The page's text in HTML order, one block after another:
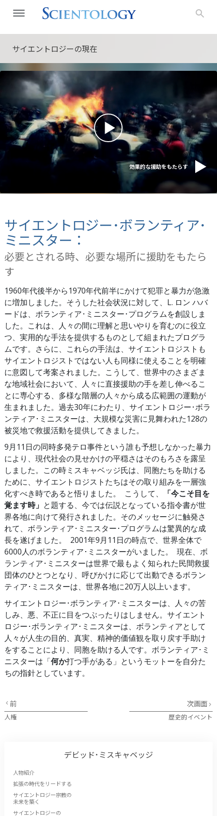
サイエントロジーの現在
効果的な援助をもたらす
サイエントロジー･ボランティア･
ミニスター：
必要とされる時、必要な場所に援助をもたら
す
1960年代後半から1970年代前半にかけて犯罪と暴力が急激
に増加しました。そうした社会状況に対して、L. ロン ハバ
ードは、ボランティア･ミニスター･プログラムを創設しま
した。これは、人々の間に理解と思いやりを育むのに役立
つ、実用的な手法を提供するものとして組まれたプログラ
ムです。さらに、これらの手法は、サイエントロジストも
サイエントロジストではない人も同様に使えることを明確
に意図して考案されました。こうして、世界中のさまざま
な地域社会において、人々に直接援助の手を差し伸べるこ
とに専心する、多様な階層の人々から成る広範囲の運動が
生まれました。過去30年にわたり、サイエントロジー･ボラ
ンティア･ミニスターは、大規模な災害に見舞われた128の
被災地で救援活動を提供してきました。
9月11日の同時多発テロ事件という誰も予想しなかった暴力
により、現代社会の見せかけの平穏さはそのもろさを露呈
しました。この時ミスキャベッジ氏は、同胞たちを助ける
ために、サイエントロジストたちはその取り組みを一層強
化すべき時であると悟りました。 こうして、
「今こそ目を
覚ます時」 と題する、今では伝説となっている指令書が世
界各地に向けて発行されました。そのメッセージに触発さ
れて、ボランティア･ミニスター･プログラムは驚異的な成
長を遂げました。 2001年9月11日の時点で、世界全体で
6000人のボランティア･ミニスターがいました。 現在、ボ
ランティア･ミニスターは世界で最もよく知られた民間救援
団体のひとつとなり、呼びかけに応じて出動できるボラン
ティア･ミニスターは、世界各地に20万人以上います。
サイエントロジー･ボランティア･ミニスターは、人々の苦
しみ、悪、不正に目をつぶったりはしません。サイエント
ロジー･ボランティア･ミニスターは、ボランティアとして
人々が人生の目的、真実、精神的価値観を取り戻す手助け
をすることにより、同胞を助ける人です。ボランティア･ミ
ニスターは「何か打つ手がある」というモットーを自分た
ちの指針としています。
前
人権
次画面
歴史的イベント
デビッド･ミスキャベッジ
人物紹介
拡張の時代をリードする
サイエントロジー宗教の
未来を築く
サイエントロジーの